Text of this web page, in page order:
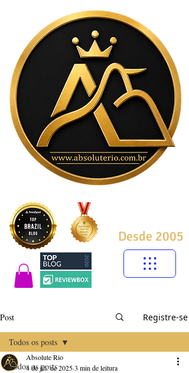
Desde 2005
Post Registre-se
Todos os posts
Todos os posts
Absolute Rio
4 de jul. de 20253 min de leitura